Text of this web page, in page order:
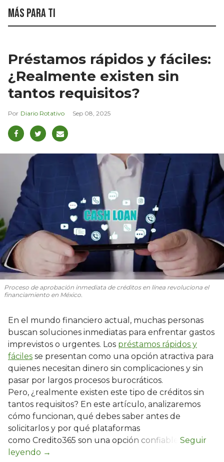
Más para ti
Préstamos rápidos y fáciles:
¿Realmente existen sin
tantos requisitos?
Diario Rotativo Sep 08, 2025
Proceso de aprobación inmediata de créditos en línea revoluciona el
financiamiento en México.
En el mundo financiero actual, muchas personas
buscan soluciones inmediatas para enfrentar gastos
imprevistos o urgentes. Los préstamos rápidos y
fáciles se presentan como una opción atractiva para
quienes necesitan dinero sin complicaciones y sin
pasar por largos procesos burocráticos.
Pero, ¿realmente existen este tipo de créditos sin
tantos requisitos? En este artículo, analizaremos
cómo funcionan, qué debes saber antes de
solicitarlos y por qué plataformas
como Credito365 son una opción confiable.